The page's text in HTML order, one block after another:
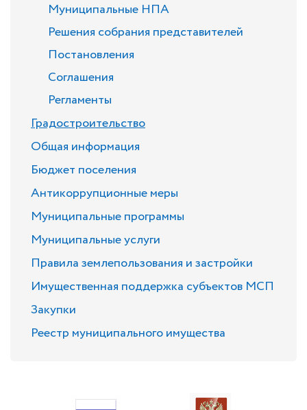
Муниципальные НПА
Решения собрания представителей
Постановления
Соглашения
Регламенты
Градостроительство
Общая информация
Бюджет поселения
Антикоррупционные меры
Муниципальные программы
Муниципальные услуги
Правила землепользования и застройки
Имущественная поддержка субъектов МСП
Закупки
Реестр муниципального имущества